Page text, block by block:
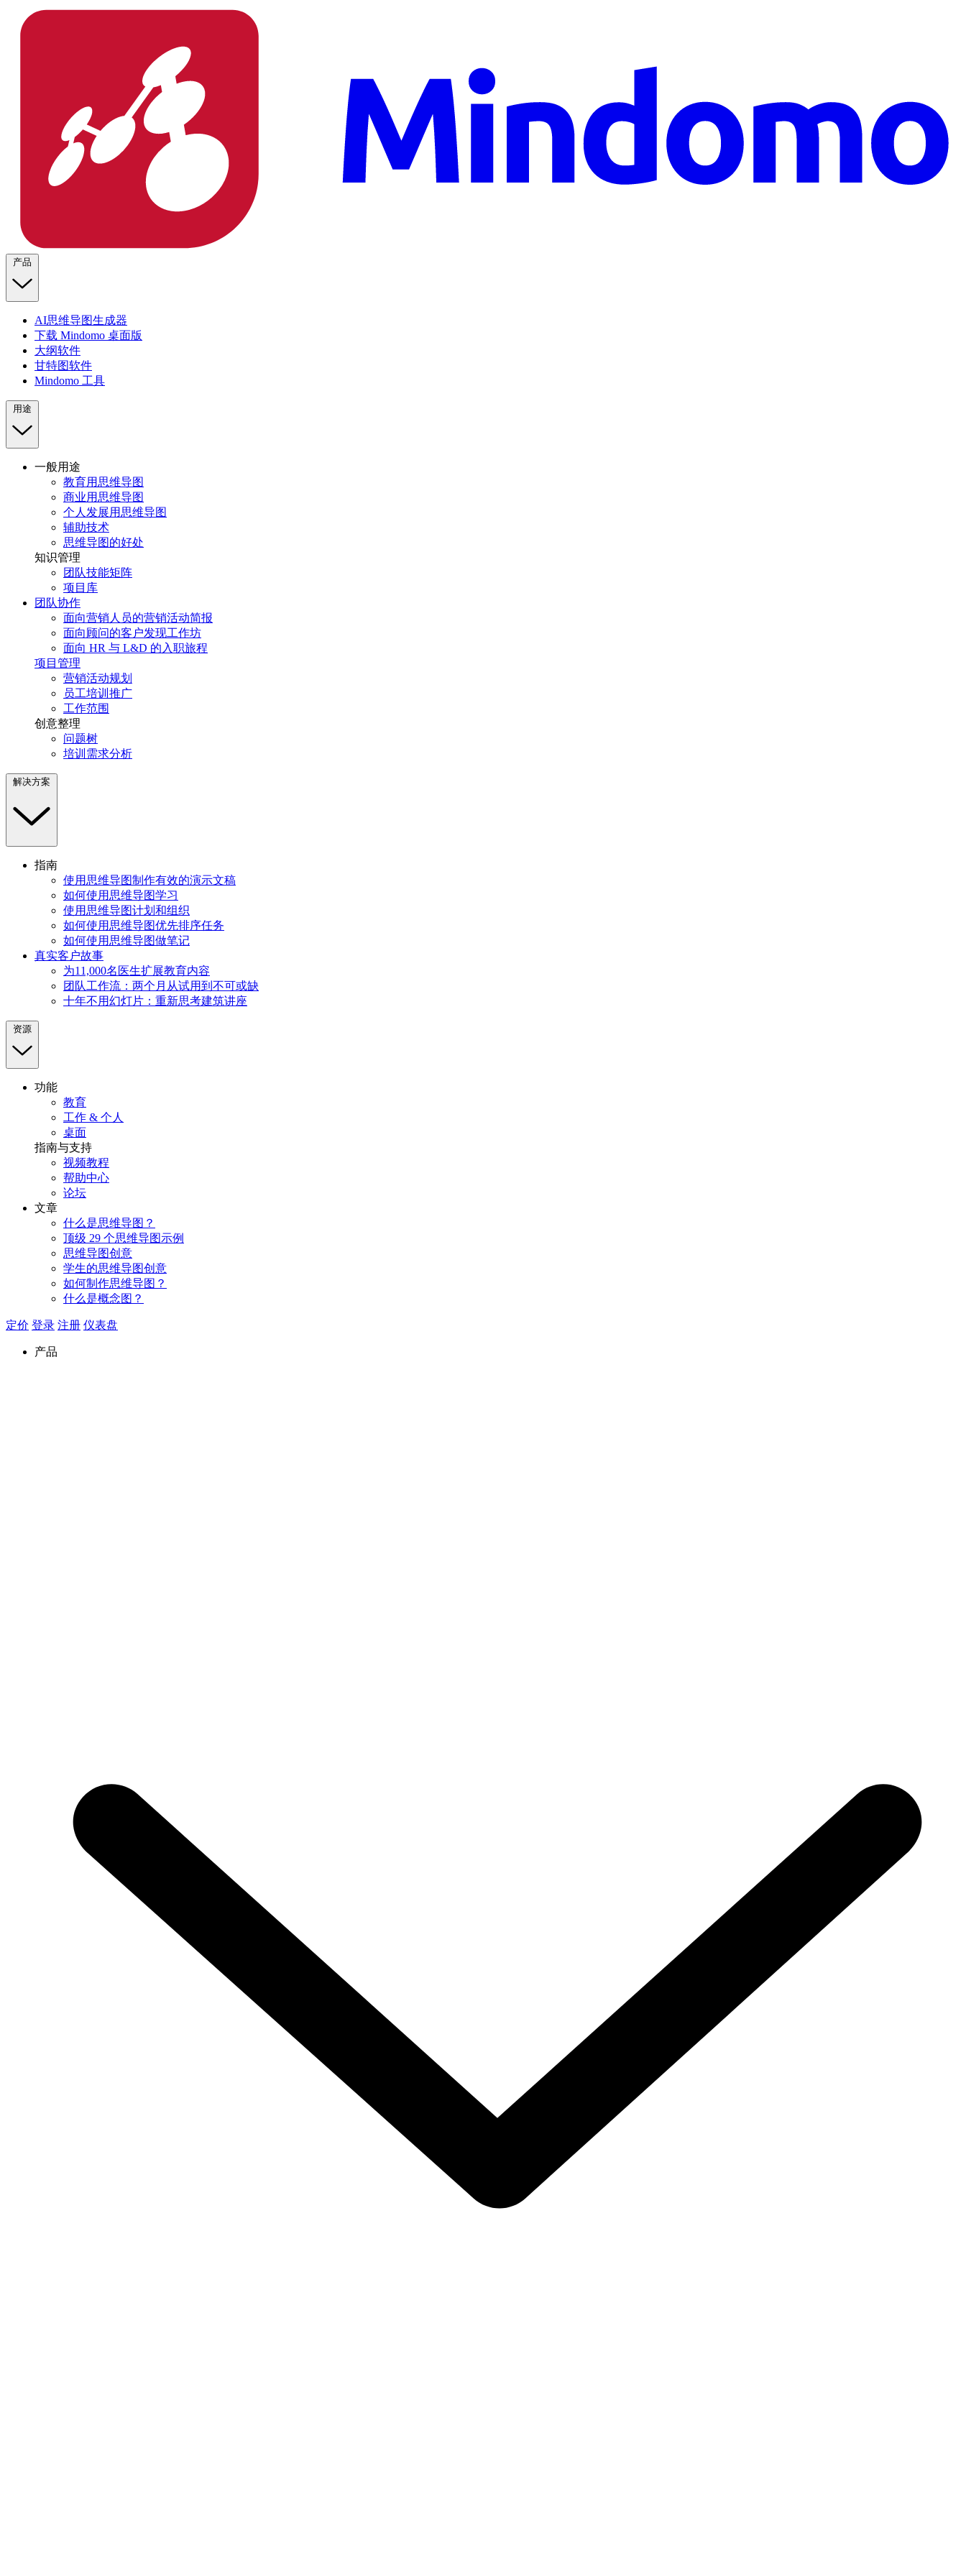
产品
AI思维导图生成器
下载 Mindomo 桌面版
大纲软件
甘特图软件
Mindomo 工具
用途
一般用途
教育用思维导图
商业用思维导图
个人发展用思维导图
辅助技术
思维导图的好处
知识管理
团队技能矩阵
项目库
团队协作
面向营销人员的营销活动简报
面向顾问的客户发现工作坊
面向 HR 与 L&D 的入职旅程
项目管理
营销活动规划
员工培训推广
工作范围
创意整理
问题树
培训需求分析
解决方案
指南
使用思维导图制作有效的演示文稿
如何使用思维导图学习
使用思维导图计划和组织
如何使用思维导图优先排序任务
如何使用思维导图做笔记
真实客户故事
为11,000名医生扩展教育内容
团队工作流：两个月从试用到不可或缺
十年不用幻灯片：重新思考建筑讲座
资源
功能
教育
工作 & 个人
桌面
指南与支持
视频教程
帮助中心
论坛
文章
什么是思维导图？
顶级 29 个思维导图示例
思维导图创意
学生的思维导图创意
如何制作思维导图？
什么是概念图？
定价 登录 注册 仪表盘
产品